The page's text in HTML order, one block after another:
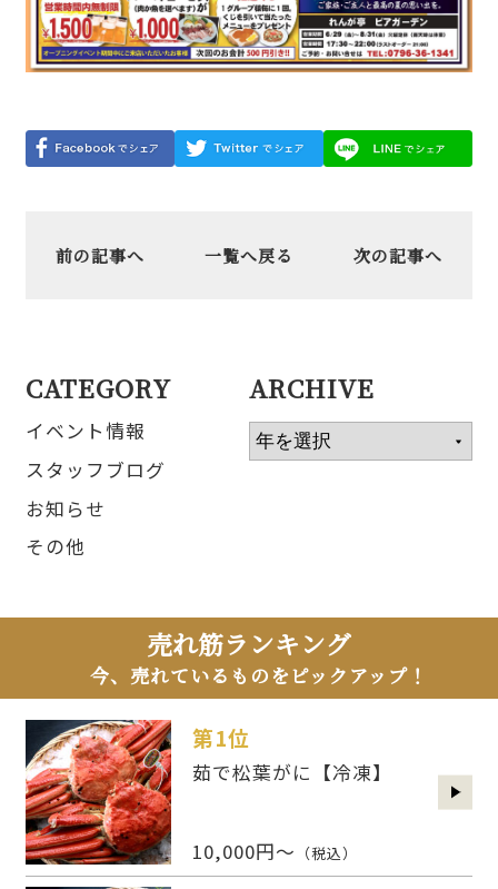
前の記事へ 一覧へ戻る 次の記事へ
CATEGORY
イベント情報
スタッフブログ
お知らせ
その他
ARCHIVE
売れ筋ランキング
今、売れているものをピックアップ！
第1位
茹で松葉がに【冷凍】
10,000円～ （税込）